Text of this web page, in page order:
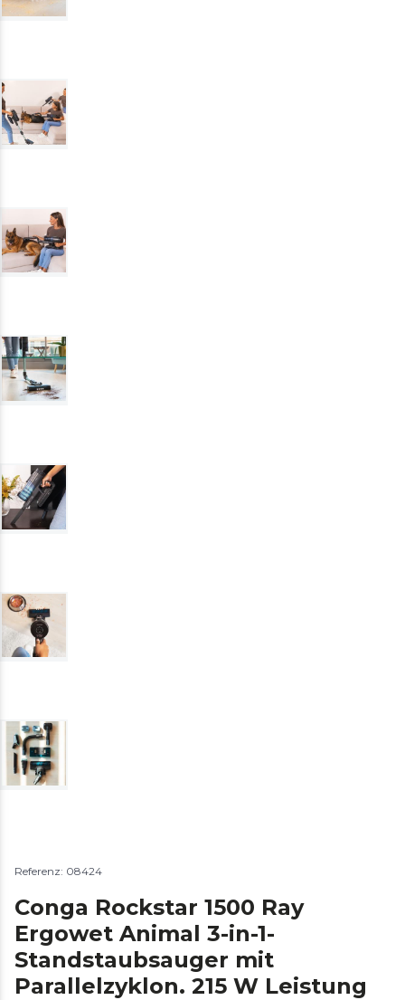
Referenz: 08424
Conga Rockstar 1500 Ray
Ergowet Animal 3-in-1-
Standstaubsauger mit
Parallelzyklon. 215 W Leistung